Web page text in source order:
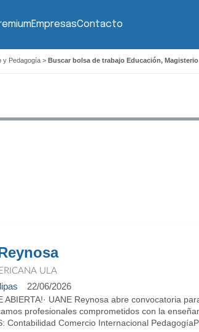
EmpresasContacto
y Pedagogía > Buscar bolsa de trabajo Educación,
ULA
22/06/2026
ABIERTA!· UANE Reynosa abre convocatoria
profesionales comprometidos con la
Contabilidad Comercio Internacional